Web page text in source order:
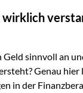
wirklich
Geld sinnvoll an
Genau
in der